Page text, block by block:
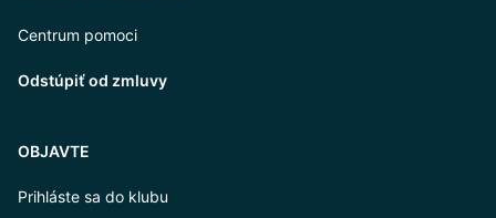
Centrum pomoci
Odstúpiť od zmluvy
OBJAVTE
Prihláste sa do klubu